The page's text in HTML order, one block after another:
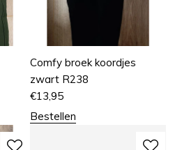
Comfy broek koordjes
zwart R238
€13,95
Bestellen